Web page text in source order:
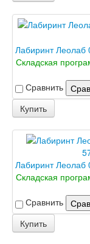
Лайн
Скин
Двери
Лабиринт Леолаб
Складская
Сравнить
Купить
Лабиринт Леолаб
Складская
Сравнить
Купить